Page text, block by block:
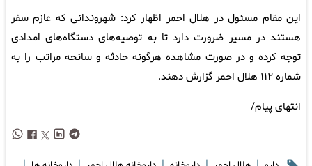
این مقام مسئول در هلال احمر اظهار کرد: شهروندانی که عازم سفر
هستند در مسیر ضرورت دارد تا به توصیه‌های دستگاه‌های امدادی
توجه کرده و در صورت مشاهده هرگونه حادثه و سانحه مراتب را به
شماره ۱۱۲ هلال احمر گزارش دهند.
انتهای پیام/